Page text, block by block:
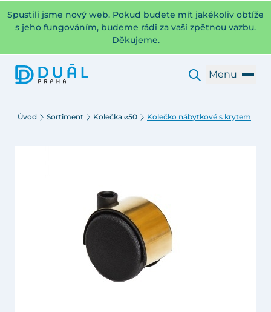
Spustili jsme nový web. Pokud budete mít jakékoliv obtíže
s jeho fungováním, budeme rádi za vaši zpětnou vazbu.
Děkujeme.
Menu
Úvod Sortiment Kolečka ⌀50 Kolečko nábytkové s krytem